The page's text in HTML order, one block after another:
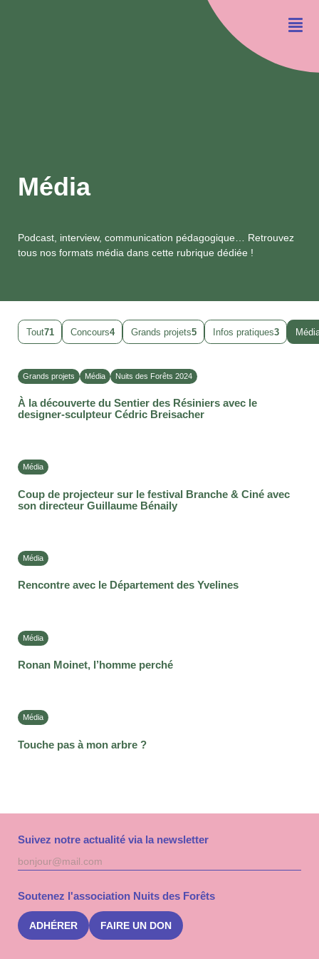
Média
Podcast, interview, communication pédagogique… Retrouvez
tous nos formats média dans cette rubrique dédiée !
Tout71 Concours4 Grands projets5 Infos pratiques3
Grands projets Média Nuits des Forêts 2024
À la découverte du Sentier des Résiniers avec le
designer-sculpteur Cédric Breisacher
Média
Coup de projecteur sur le festival Branche & Ciné avec
son directeur Guillaume Bénaily
Média
Rencontre avec le Département des Yvelines
Média
Ronan Moinet, l’homme perché
Média
Touche pas à mon arbre ?
Suivez notre actualité via la newsletter
Adresse
mail
à
Soutenez l'association Nuits des Forêts
ADHÉRER FAIRE UN DON